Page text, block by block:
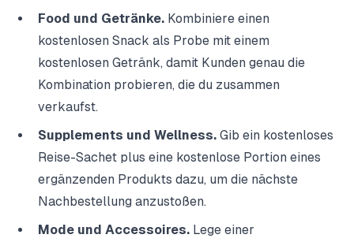
Food und Getränke. Kombiniere einen
kostenlosen Snack als Probe mit einem
kostenlosen Getränk, damit Kunden genau die
Kombination probieren, die du zusammen
verkaufst.
Supplements und Wellness. Gib ein kostenloses
Reise-Sachet plus eine kostenlose Portion eines
ergänzenden Produkts dazu, um die nächste
Nachbestellung anzustoßen.
Mode und Accessoires. Lege einer